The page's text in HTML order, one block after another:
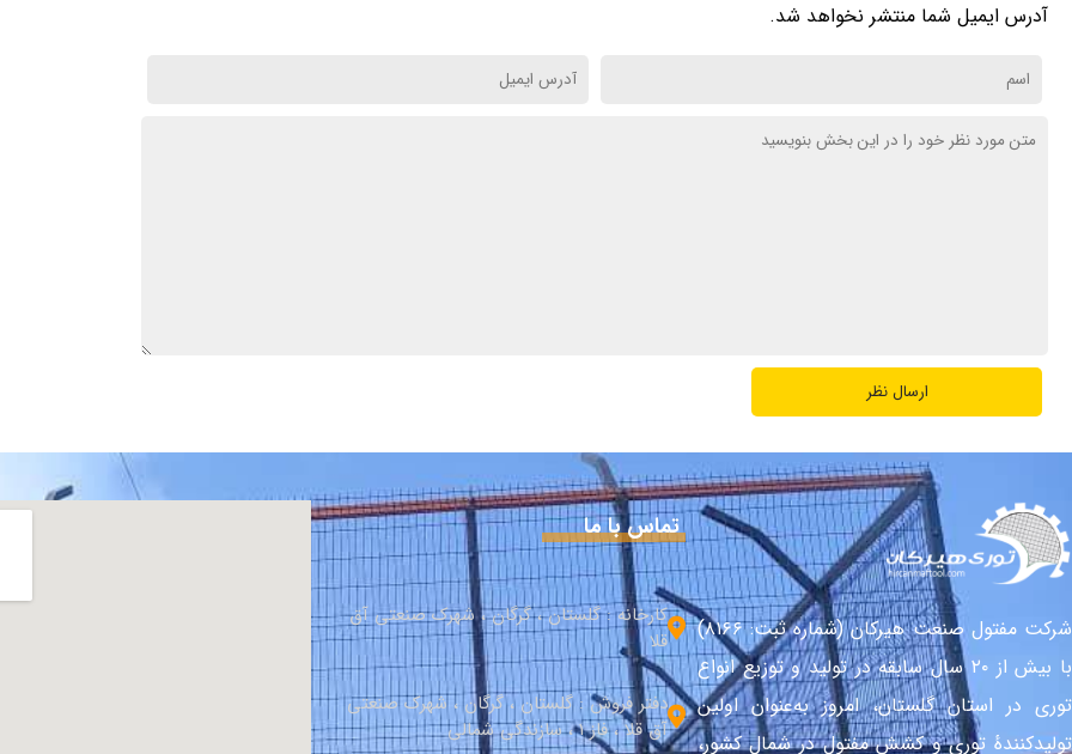
آدرس ایمیل شما منتشر نخواهد شد.
شرکت مفتول صنعت هیرکان (شماره ثبت: ۸۱۶۶)
با بیش از ۲۰ سال سابقه در تولید و توزیع انواع
توری در استان گلستان، امروز به‌عنوان اولین
تولیدکنندهٔ توری و کشش مفتول در شمال کشور،
تماس با ما
کارخانه : گلستان ، گرگان ، شهرک صنعتی آق
قلا
دفتر فروش : گلستان ، گرگان ، شهرک صنعتی
آق قلا ، فاز 1 ، سازندگی شمالی